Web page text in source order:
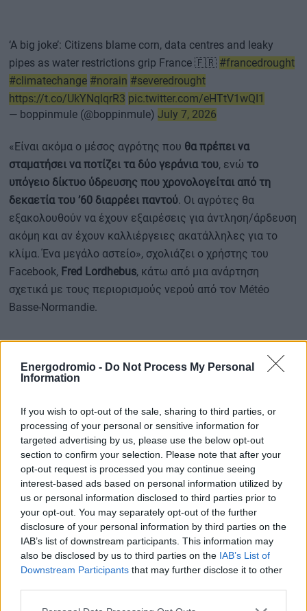
Energodromio - Do Not Process My Personal
Information
If you wish to opt-out of the sale, sharing to third parties, or
processing of your personal or sensitive information for
targeted advertising by us, please use the below opt-out
section to confirm your selection. Please note that after your
opt-out request is processed you may continue seeing
interest-based ads based on personal information utilized by
us or personal information disclosed to third parties prior to
your opt-out. You may separately opt-out of the further
disclosure of your personal information by third parties on the
IAB’s list of downstream participants. This information may
also be disclosed by us to third parties on the IAB’s List of
Downstream Participants that may further disclose it to other
‘A big joke’: Citizens blame corn, data centres and leaky
pipes as water restrictions grip France 🇫🇷 #francedrought
#climatechange #norain #severedrought
https://t.co/UkYNqlqrR3 pic.twitter.com/eHTtV1wQI1
— boppinmule (@boppinmule) July 7, 2026
«Είναι ακόμα ο μέσος αγρότης που θα πρέπει να
σταματήσει να ποτίζει τα δύο γεράνια του, ενώ το
υπόγειο δίκτυο ύδρευσης που χρονολογείται από τη
δεκαετία του ’60 διαρρέει παντού. Οι αγρότες θα
εξακολουθούν να έχουν εξαιρέσεις για άντληση/άρδευση
ακόμη και αν έχουν καλλιέργειες ακατάλληλες για το
κλίμα. Ένα μεγάλο αστείο», σχολιάζει ο χρήστης του
Facebook, Fred Lordhebus, κάτω από μια ανάρτηση
σχετικά με τους περιορισμούς νερού από τον Météo
Basse-Normandie.
Ένας άλλος χρήστης
προτρέπει τη συμμόρφωση με τους
περιορισμούς, λέγοντας: «Θα ήταν καιρός οι χρήστες
“σταγόνα νερό”, αλλά αν το έκαναν όλοι, θα ήταν ένα
σημαντικό κέρδος».
Τα ξερά εδάφη αποτελούν ζώνη κινδύνου
για πυρκαγιές
Σύμφωνα με τη Météo-France,στα τέλη Ιουνίου
τα εδάφη πλησίαζαν τα ξηρότερα επίπεδα που έχουν
καταγραφεί ποτέ στην Αλσατία, την Ακουιτανία, την
Ωβέρνη, τη Λιμουζέν και τα Κεντρικά Πυρηναία.
Η ξεραμένη βλάστηση γίνεται ήδη καύσιμο για πυρκαγιές